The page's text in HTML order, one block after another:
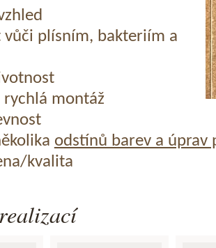
vůči plísním, bakteriím a
rychlá montáž
odstínů barev a úprav
kvalita